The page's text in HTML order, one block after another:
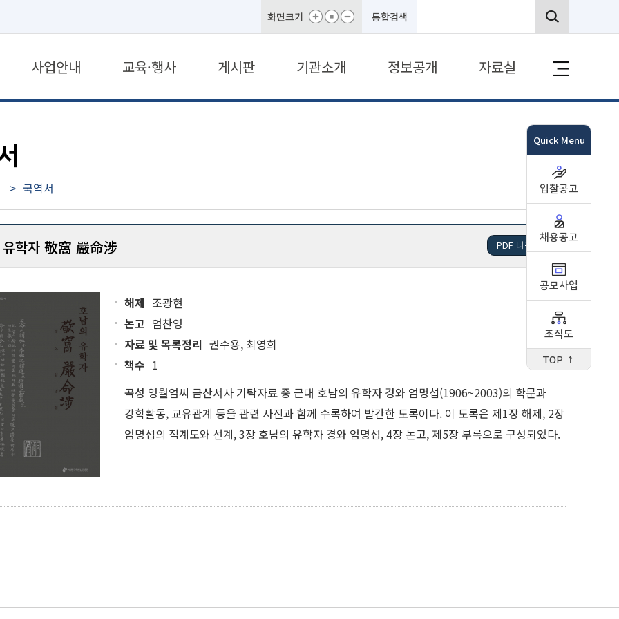
화면크기 통합검색
사업안내 교육·행사 게시판 기관소개 정보공개 자료실
국역서
유학자 敬窩 嚴命涉 PDF 다운로드
해제 조광현
논고 엄찬영
자료 및 목록정리 권수용, 최영희
책수 1
곡성 영월엄씨 금산서사 기탁자료 중 근대 호남의 유학자 경와 엄명섭(1906~2003)의 학문과
강학활동, 교유관계 등을 관련 사진과 함께 수록하여 발간한 도록이다. 이 도록은 제1장 해제, 2장
엄명섭의 직계도와 선계, 3장 호남의 유학자 경와 엄명섭, 4장 논고, 제5장 부록으로 구성되었다.
Quick Menu
입찰공고
채용공고
공모사업
조직도
TOP ↑